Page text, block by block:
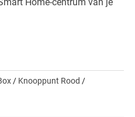
Home-centrum van je
/ Knooppunt Rood /